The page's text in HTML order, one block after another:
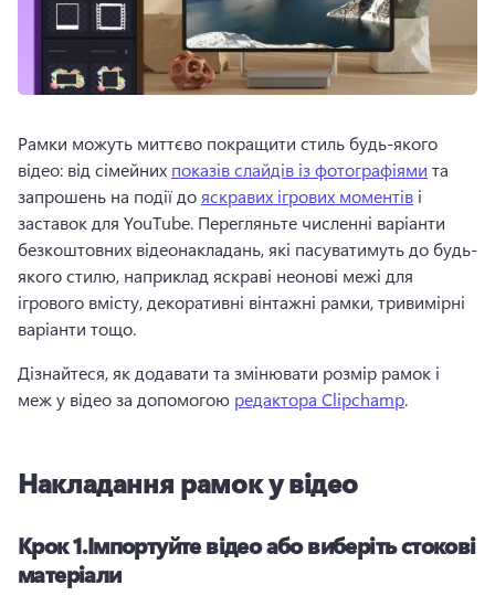
Рамки можуть миттєво покращити стиль будь-якого
відео: від сімейних показів слайдів із фотографіями та
запрошень на події до яскравих ігрових моментів і
заставок для YouTube. Перегляньте численні варіанти
безкоштовних відеонакладань, які пасуватимуть до будь-
якого стилю, наприклад яскраві неонові межі для
ігрового вмісту, декоративні вінтажні рамки, тривимірні
варіанти тощо.
Дізнайтеся, як додавати та змінювати розмір рамок і
меж у відео за допомогою редактора Clipchamp.
Накладання рамок у відео
Крок 1.Імпортуйте відео або виберіть стокові
матеріали